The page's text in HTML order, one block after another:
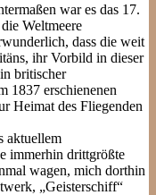
war es das 17.
Weltmeere
dass die weit
ihr Vorbild in dieser
britischer
1837 erschienenen
Heimat des Fliegenden
aktuellem
immerhin drittgrößte
wagen, mich dorthin
„Geisterschiff“